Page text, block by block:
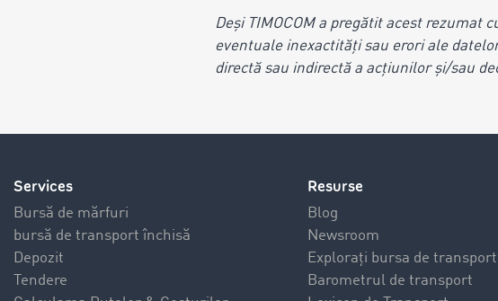
Deși TIMOCOM a pregătit acest
eventuale inexactități sau erori ale
directă sau indirectă a acțiunilor și/sau
Services
Bursă de mărfuri
bursă de transport închisă
Depozit
Tendere
Resurse
Blog
Newsroom
Explorați bursa de transport
Barometrul de transport